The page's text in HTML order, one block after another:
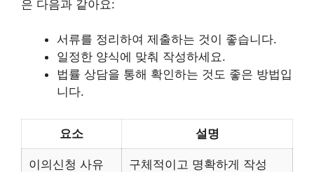
은 다음과 같아요:
서류를 정리하여 제출하는 것이 좋습니다.
일정한 양식에 맞춰 작성하세요.
법률 상담을 통해 확인하는 것도 좋은 방법입
니다.
요소 설명
이의신청 사유 구체적이고 명확하게 작성